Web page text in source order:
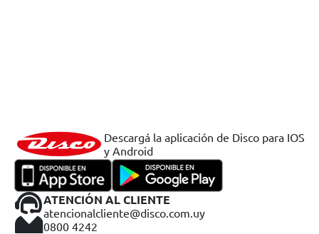
Descargá la aplicación de Disco para IOS
y Android
ATENCIÓN AL CLIENTE
atencionalcliente@disco.com.uy
0800 4242